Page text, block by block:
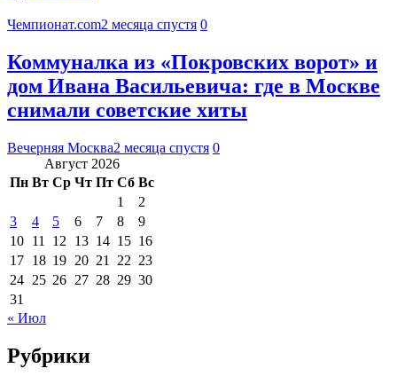
Чемпионат.com2 месяца спустя 0
Коммуналка из «Покровских ворот» и
дом Ивана Васильевича: где в Москве
снимали советские хиты
Вечерняя Москва2 месяца спустя 0
Август 2026
Пн Вт Ср Чт Пт Сб Вс
1
2
3
4 5 6 7 8
9
10 11 12 13 14 15 16
17 18 19 20 21 22 23
24 25 26 27 28 29 30
31
« Июл
Рубрики